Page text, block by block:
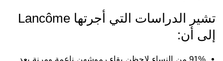
تشير الدراسات التي أجرتها Lancôme
إلى أن: